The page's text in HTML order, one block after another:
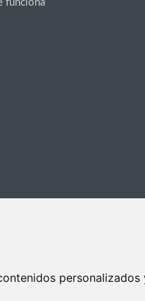
personalizados
funciona